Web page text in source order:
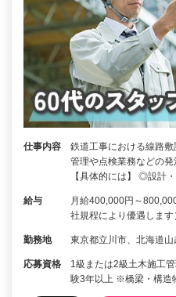
仕事内容
鉄道工事における線路
管理や点検業務などの発
【具体的には】 ◎設計
給与
月給400,000円～
社規程により優遇します
勤務地 東京都立川市、北海道
応募資格
1級または2級土木施工
験3年以上 ※橋梁・構造